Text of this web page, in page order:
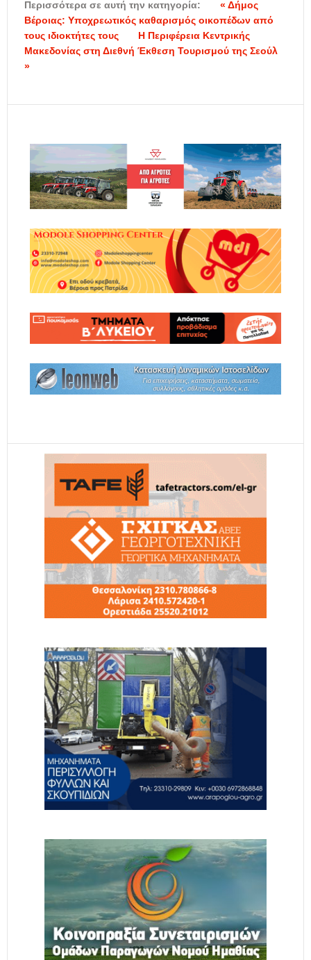
Περισσότερα σε αυτή την κατηγορία:
« Δήμος
Βέροιας: Υποχρεωτικός καθαρισμός οικοπέδων από
τους ιδιοκτήτες τους
Η Περιφέρεια Κεντρικής
Μακεδονίας στη Διεθνή Έκθεση Τουρισμού της Σεούλ
»